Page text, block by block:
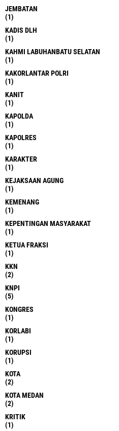
JEMBATAN
(1)
KADIS DLH
(1)
KAHMI LABUHANBATU SELATAN
(1)
KAKORLANTAR POLRI
(1)
KANIT
(1)
KAPOLDA
(1)
KAPOLRES
(1)
KARAKTER
(1)
KEJAKSAAN AGUNG
(1)
KEMENANG
(1)
KEPENTINGAN MASYARAKAT
(1)
KETUA FRAKSI
(1)
KKN
(2)
KNPI
(5)
KONGRES
(1)
KORLABI
(1)
KORUPSI
(1)
KOTA
(2)
KOTA MEDAN
(2)
KRITIK
(1)